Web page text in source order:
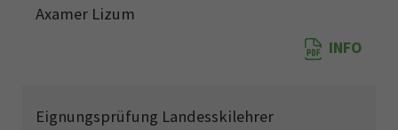
Axamer Lizum
INFO
Eignungsprüfung Landesskilehrer